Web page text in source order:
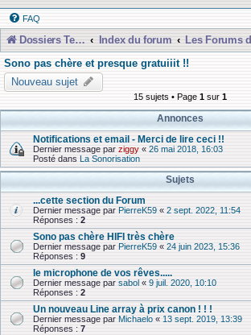
FAQ
Dossiers Techniques Index du forum
Sono pas chère et presque gratuiiit !!
Nouveau sujet
15 sujets • Page 1 sur 1
Annonces
Notifications et email - Merci de lire ceci !!
Dernier message par ziggy « 26 mai 2018, 16:03
Posté dans La Sonorisation
Sujets
...cette section du Forum
Dernier message par PierreK59 « 2 sept. 2022, 11:54
Réponses : 2
Sono pas chère HIFI très chère
Dernier message par PierreK59 « 24 juin 2023, 15:36
Réponses : 9
le microphone de vos rêves.....
Dernier message par sabol « 9 juil. 2020, 10:10
Réponses : 2
Un nouveau Line array à prix canon ! ! !
Dernier message par Michaelo « 13 sept. 2019, 13:39
Réponses : 7